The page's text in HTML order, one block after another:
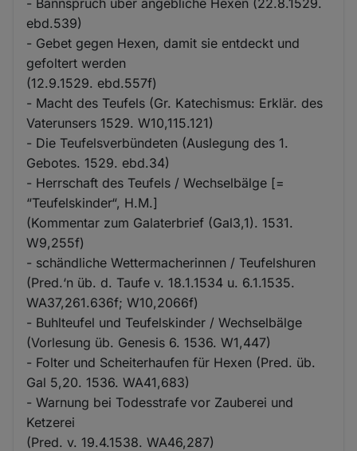
ebd.539)
- Gebet gegen Hexen, damit sie entdeckt und
gefoltert werden
(12.9.1529. ebd.557f)
- Macht des Teufels (Gr. Katechismus: Erklär. des
Vaterunsers 1529. W10,115.121)
- Die Teufelsverbündeten (Auslegung des 1.
Gebotes. 1529. ebd.34)
- Herrschaft des Teufels / Wechselbälge [=
“Teufelskinder“, H.M.]
(Kommentar zum Galaterbrief (Gal3,1). 1531.
W9,255f)
- schändliche Wettermacherinnen / Teufelshuren
(Pred.‘n üb. d. Taufe v. 18.1.1534 u. 6.1.1535.
WA37,261.636f; W10,2066f)
- Buhlteufel und Teufelskinder / Wechselbälge
(Vorlesung üb. Genesis 6. 1536. W1,447)
- Folter und Scheiterhaufen für Hexen (Pred. üb.
Gal 5,20. 1536. WA41,683)
- Warnung bei Todesstrafe vor Zauberei und
Ketzerei
(Pred. v. 19.4.1538. WA46,287)